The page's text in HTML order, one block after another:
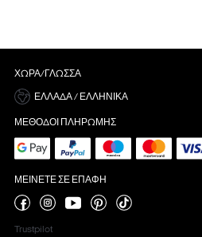
ΧΏΡΑ/ΓΛΏΣΣΑ
ΕΛΛΆΔΑ / ΕΛΛΗΝΙΚΆ
ΜΈΘΟΔΟΙ ΠΛΗΡΩΜΉΣ
ΜΕΊΝΕΤΕ ΣΕ ΕΠΑΦΉ
Trustpilot